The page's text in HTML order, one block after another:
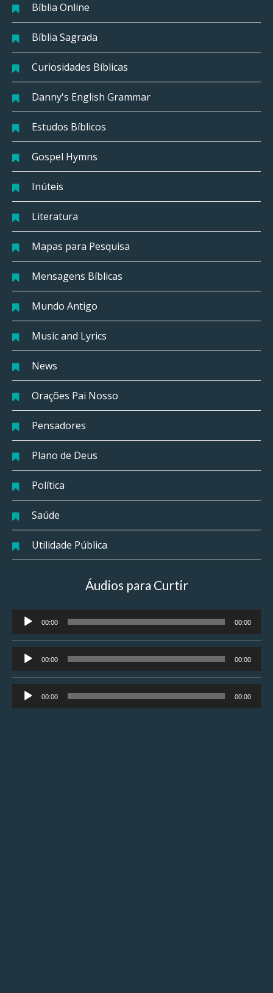
Bíblia Online
Bíblia Sagrada
Curiosidades Bíblicas
Danny's English Grammar
Estudos Bíblicos
Gospel Hymns
Inúteis
Literatura
Mapas para Pesquisa
Mensagens Bíblicas
Mundo Antigo
Music and Lyrics
News
Orações Pai Nosso
Pensadores
Plano de Deus
Política
Saúde
Utilidade Pública
Áudios para Curtir
Tocador
de
áudio
00:00 00:00
Tocador
de
áudio
00:00 00:00
Tocador
de
00:00 00:00